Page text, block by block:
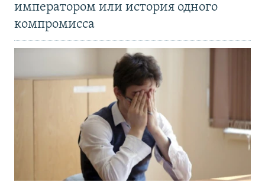
императором или история одного
компромисса